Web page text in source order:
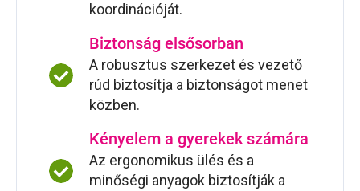
koordinációját.
Biztonság elsősorban
A robusztus szerkezet és vezető
rúd biztosítja a biztonságot menet
közben.
Kényelem a gyerekek számára
Az ergonomikus ülés és a
minőségi anyagok biztosítják a